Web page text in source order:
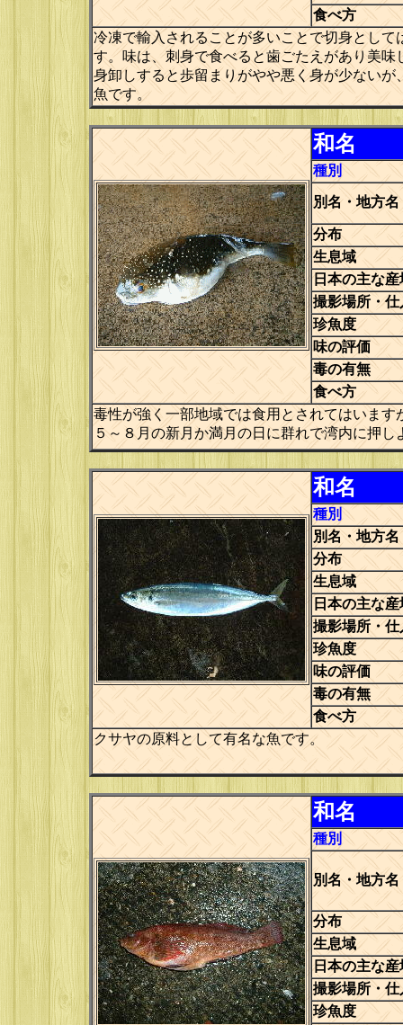
食べ方
冷凍で輸入されることが多いことで切身とし
す。味は、刺身で食べると歯ごたえがあり美
身卸しすると歩留まりがやや悪く身が少ない
魚です。
和名
種別
別名・地方名
分布
生息域
日本の主な産
撮影場所・仕
珍魚度
味の評価
毒の有無
食べ方
毒性が強く一部地域では食用とされてはいま
５～８月の新月か満月の日に群れで湾内に押
和名
種別
別名・地方名
分布
生息域
日本の主な産
撮影場所・仕
珍魚度
味の評価
毒の有無
食べ方
クサヤの原料として有名な魚です。
和名
種別
別名・地方名
分布
生息域
日本の主な産
撮影場所・仕
珍魚度